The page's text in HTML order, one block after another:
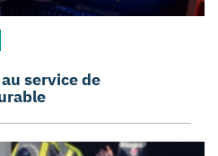
service de